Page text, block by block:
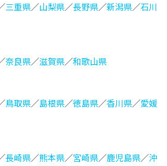
三重県／山梨県／長野県／新潟県／石川
奈良県／滋賀県／和歌山県
鳥取県／島根県／徳島県／香川県／愛媛
長崎県／熊本県／宮崎県／鹿児島県／沖